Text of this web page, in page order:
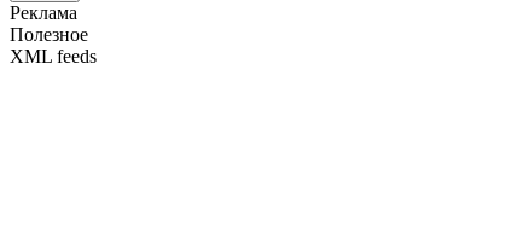
Реклама
Полезное
XML feeds